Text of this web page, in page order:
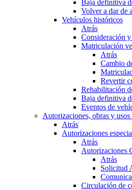
Baja definitiva
Volver a dar de
Vehículos históricos
Atrás
Consideración
Matriculación
Atrás
Cambio
Revertir
Rehabilitación
Baja definitiva
Eventos de
Autorizaciones, obras y
Atrás
Autorizaciones
Atrás
Autorizaciones
Atrás
Solicitud
Circulación de